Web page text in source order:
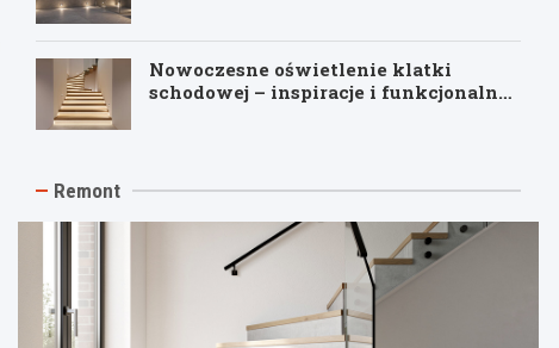
Nowoczesne oświetlenie klatki
schodowej – inspiracje i funkcjonalne
Remont